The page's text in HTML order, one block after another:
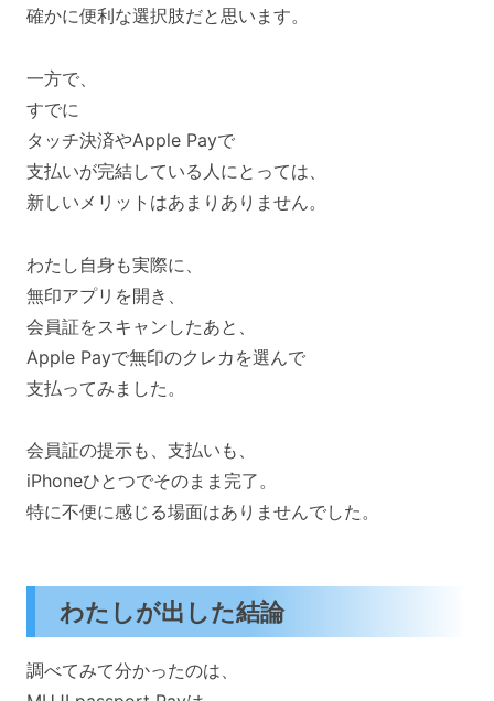
確かに便利な選択肢だと思います。
一方で、
すでに
タッチ決済やApple Payで
支払いが完結している人にとっては、
新しいメリットはあまりありません。
わたし自身も実際に、
無印アプリを開き、
会員証をスキャンしたあと、
Apple Payで無印のクレカを選んで
支払ってみました。
会員証の提示も、支払いも、
iPhoneひとつでそのまま完了。
特に不便に感じる場面はありませんでした。
わたしが出した結論
調べてみて分かったのは、